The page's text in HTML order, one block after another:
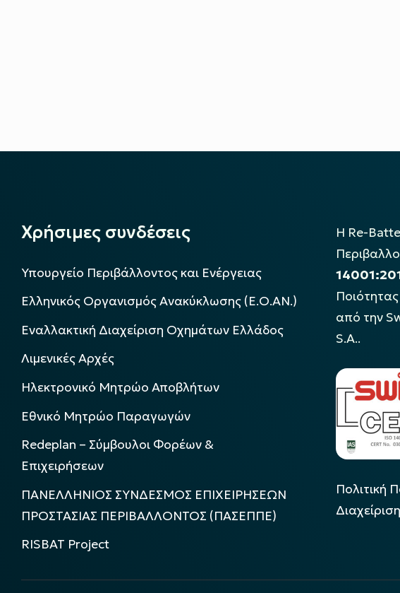
Χρήσιμες συνδέσεις
Υπουργείο Περιβάλλοντος και Ενέργειας
Ελληνικός Οργανισμός Ανακύκλωσης (Ε.Ο.ΑΝ.)
Εναλλακτική Διαχείριση Οχημάτων Ελλάδος
Λιμενικές Αρχές
Ηλεκτρονικό Μητρώο Αποβλήτων
Εθνικό Μητρώο Παραγωγών
Redeplan – Σύμβουλοι Φορέων &
Επιχειρήσεων
ΠΑΝΕΛΛΗΝΙΟΣ ΣΥΝΔΕΣΜΟΣ ΕΠΙΧΕΙΡΗΣΕΩΝ
ΠΡΟΣΤΑΣΙΑΣ ΠΕΡΙΒΑΛΛΟΝΤΟΣ (ΠΑΣΕΠΠΕ)
RISBAT Project
Η Re-
Ποιότητας
από την
S.A..
Πολιτική